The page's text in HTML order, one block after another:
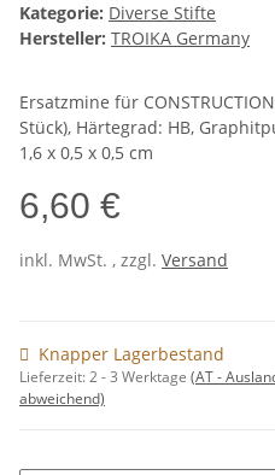
Kategorie: Diverse Stifte
Hersteller: TROIKA Germany
Ersatzmine für
Stück), Härtegrad: HB,
1,6 x 0,5 x 0,5 cm
6,60 €
inkl. MwSt. , zzgl. Versand
Knapper Lagerbestand
Lieferzeit:2 - 3 Werktage (AT -
abweichend)